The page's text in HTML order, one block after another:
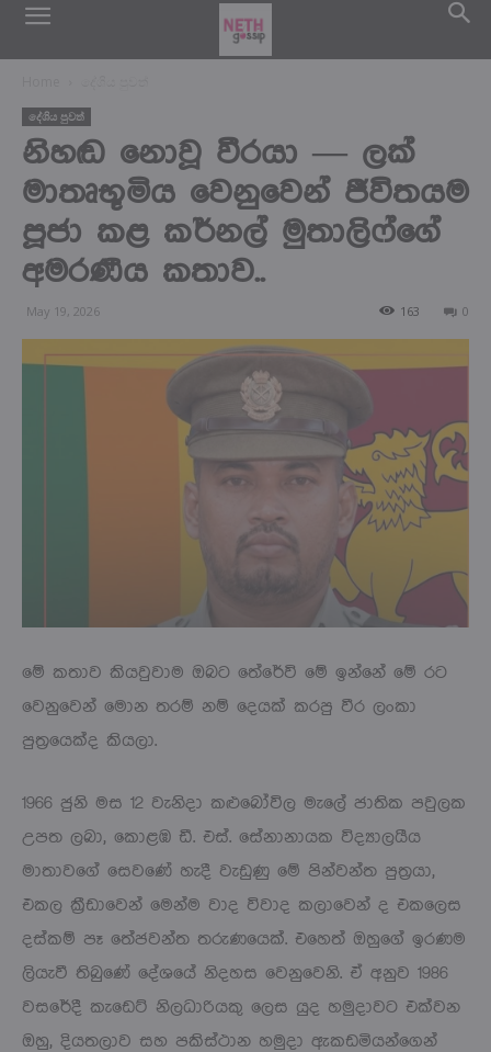
දේශිය පුවත්
නිහඬ නොවූ වීරයා — ලක්
මාතෘභූමිය වෙනුවෙන් ජීවිතයම
පූජා කළ කර්නල් මුතාලිෆ්ගේ
අමරණීය කතාව..
May 19, 2026 0
163
මේ කතාව කියවුවාම ඔබට තේරේවි මේ ඉන්නේ මේ රට
වෙනුවෙන් මොන තරම් නම් දෙයක් කරපු වීර ලංකා
පුත්‍රයෙක්ද කියලා.
1966 ජුනි මස 12 වැනිදා කළුබෝවිල මැලේ ජාතික පවුලක
උපත ලබා, කොළඹ ඩී. එස්. සේනානායක විද්‍යාලයීය
මාතාවගේ සෙවණේ හැදී වැඩුණු මේ පින්වන්ත පුත්‍රයා,
එකල ක්‍රීඩාවෙන් මෙන්ම වාද විවාද කලාවෙන් ද එකලෙස
දස්කම් පෑ තේජවන්ත තරුණයෙක්. එහෙත් ඔහුගේ ඉරණම
ලියැවී තිබුණේ දේශයේ නිදහස වෙනුවෙනි. ඒ අනුව 1986
වසරේදී කැඩෙට් නිලධාරියකු ලෙස යුද හමුදාවට එක්වන
ඔහු, දියතලාව සහ පකිස්ථාන හමුදා ඇකඩමියන්ගෙන්